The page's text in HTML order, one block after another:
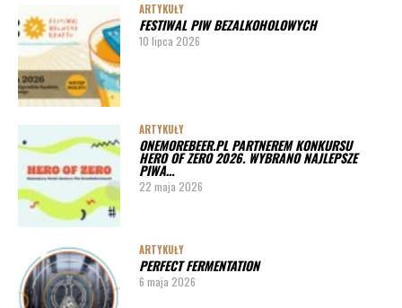
ARTYKUŁY
Lista imprez i festiwali piwnych 2020 – miasta
ARTYKUŁY
Pędy chmielu – danie ekskluzywne
PORADY
Jak działa instalacja do wyszynku piwa w barze
ARTYKUŁY
FESTIWAL PIW BEZALKOHOLOWYCH
10 lipca 2026
ARTYKUŁY
ONEMOREBEER.PL PARTNEREM KONKURSU
HERO OF ZERO 2026. WYBRANO NAJLEPSZE
PIWA…
22 maja 2026
ARTYKUŁY
PERFECT FERMENTATION
6 maja 2026